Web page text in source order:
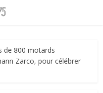
de 800 motards
Zarco, pour célébrer